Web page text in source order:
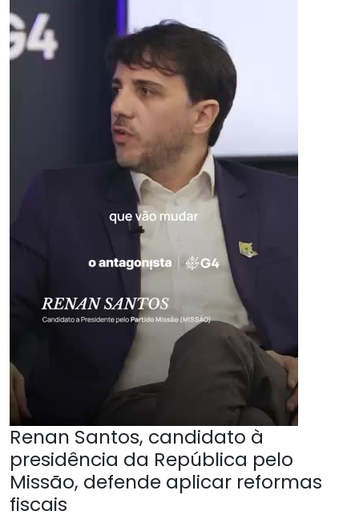
Renan Santos, candidato à
presidência da República pelo
Missão, defende aplicar reformas
fiscais